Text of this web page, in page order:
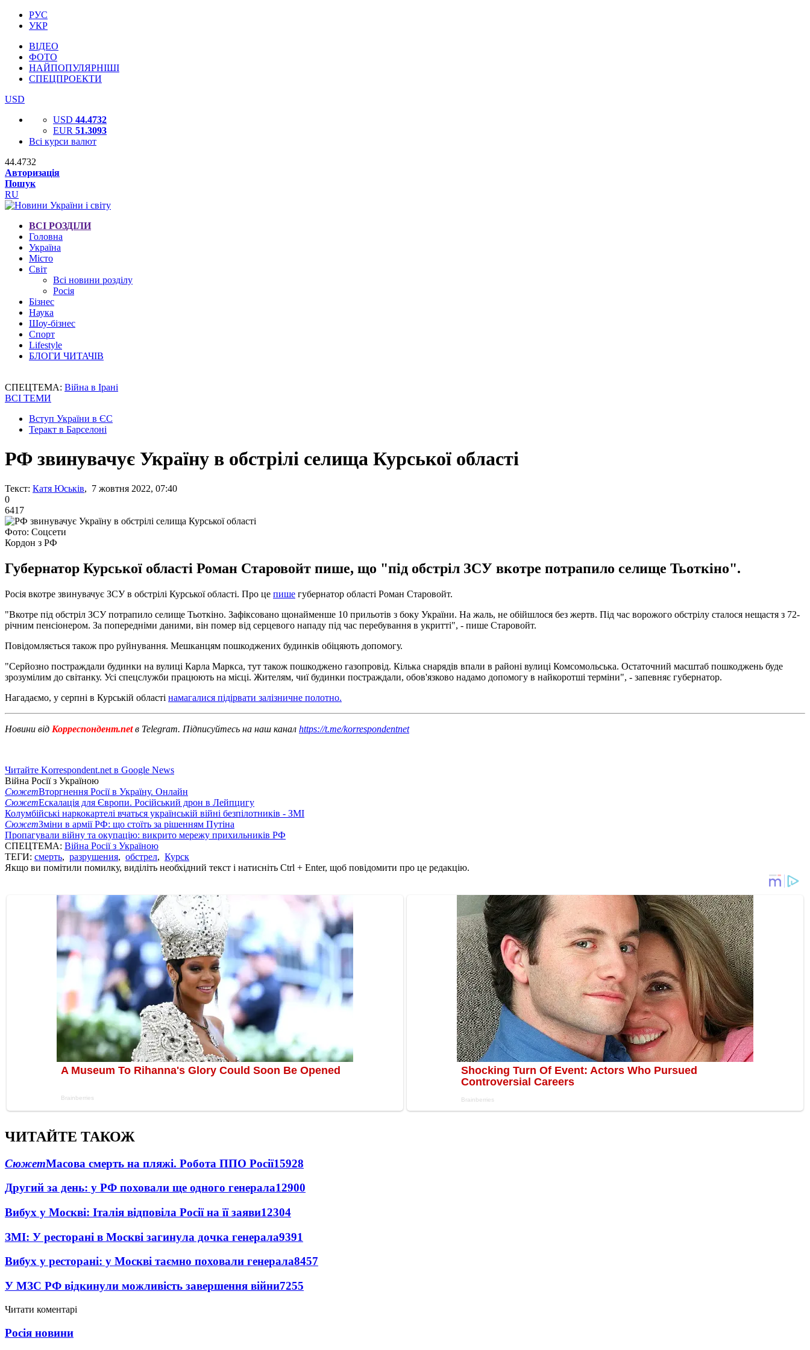
РУС
УКР
ВІДЕО
ФОТО
НАЙПОПУЛЯРНІШІ
СПЕЦПРОЕКТИ
USD
USD 44.4732
EUR 51.3093
Всі курси валют
44.4732
Авторизація
Пошук
RU
ВСІ РОЗДІЛИ
Головна
Україна
Місто
Світ
Всі новини розділу
Росія
Бізнес
Наука
Шоу-бізнес
Спорт
Lifestyle
БЛОГИ ЧИТАЧІВ
СПЕЦТЕМА: Війна в Ірані
ВСІ ТЕМИ
Вступ України в ЄС
Теракт в Барселоні
РФ звинувачує Україну в обстрілі селища Курської області
Текст: Катя Юськів, 7 жовтня 2022, 07:40
0
6417
Фото: Соцсети
Кордон з РФ
Губернатор Курської області Роман Старовойт пише, що "під обстріл ЗСУ вкотре потрапило селище Тьоткіно".
Росія вкотре звинувачує ЗСУ в обстрілі Курської області. Про це пише губернатор області Роман Старовойт.
"Вкотре під обстріл ЗСУ потрапило селище Тьоткіно. Зафіксовано щонайменше 10 прильотів з боку України. На жаль, не обійшлося без жертв. Під час ворожого обстрілу сталося нещастя з 72-
річним пенсіонером. За попередніми даними, він помер від серцевого нападу під час перебування в укритті", - пише Старовойт.
Повідомляється також про руйнування. Мешканцям пошкоджених будинків обіцяють допомогу.
"Серйозно постраждали будинки на вулиці Карла Маркса, тут також пошкоджено газопровід. Кілька снарядів впали в районі вулиці Комсомольська. Остаточний масштаб пошкоджень буде
зрозумілим до світанку. Усі спецслужби працюють на місці. Жителям, чиї будинки постраждали, обов'язково надамо допомогу в найкоротші терміни", - запевняє губернатор.
Нагадаємо, у серпні в Курській області намагалися підірвати залізничне полотно.
Новини від Корреспондент.netв Telegram. Підписуйтесь на наш канал https://t.me/korrespondentnet
Читайте Korrespondent.net в Google News
Війна Росії з Україною
СюжетВторгнення Росії в Україну. Онлайн
СюжетЕскалація для Європи. Російський дрон в Лейпцигу
Колумбійські наркокартелі вчаться українській війні безпілотників - ЗМІ
СюжетЗміни в армії РФ: що стоїть за рішенням Путіна
Пропагували війну та окупацію: викрито мережу прихильників РФ
СПЕЦТЕМА: Війна Росії з Україною
ТЕГИ: смерть, разрушения, обстрел, Курск
Якщо ви помітили помилку, виділіть необхідний текст і натисніть Ctrl + Enter, щоб повідомити про це редакцію.
ЧИТАЙТЕ ТАКОЖ
СюжетМасова смерть на пляжі. Робота ППО Росії15928
Другий за день: у РФ поховали ще одного генерала12900
Вибух у Москві: Італія відповіла Росії на її заяви12304
ЗМІ: У ресторані в Москві загинула дочка генерала9391
Вибух у ресторані: у Москві таємно поховали генерала8457
У МЗС РФ відкинули можливість завершення війни7255
Читати коментарі
Росія новини